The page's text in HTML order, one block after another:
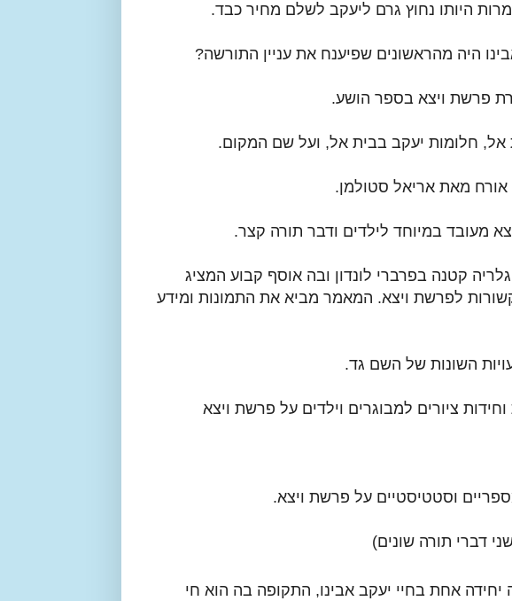
היותו נחוץ גרם ליעקב לשלם מחיר כבד.
היה מהראשונים שפיענח את עניין התורשה?
פרשת ויצא בספר הושע.
אל, חלומות יעקב בבית אל, ועל שם המקום.
מאת אריאל סטולמן.
מעובד במיוחד לילדים ודבר תורה קצר.
קטנה בפרברי לונדון ובה אוסף קבוע המציג
לפרשת ויצא. המאמר מביא את התמונות ומידע
השונות של השם גד.
וחידות ציורים למבוגרים וילדים על פרשת ויצא
וסטטיסטיים על פרשת ויצא.
דברי תורה שונים)
אחת בחיי יעקב אבינו, התקופה בה הוא חי